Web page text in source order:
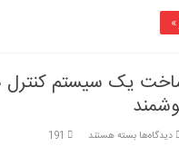
یک سیستم کنترل
دیدگاه‌هابرای
بسته هستند 191